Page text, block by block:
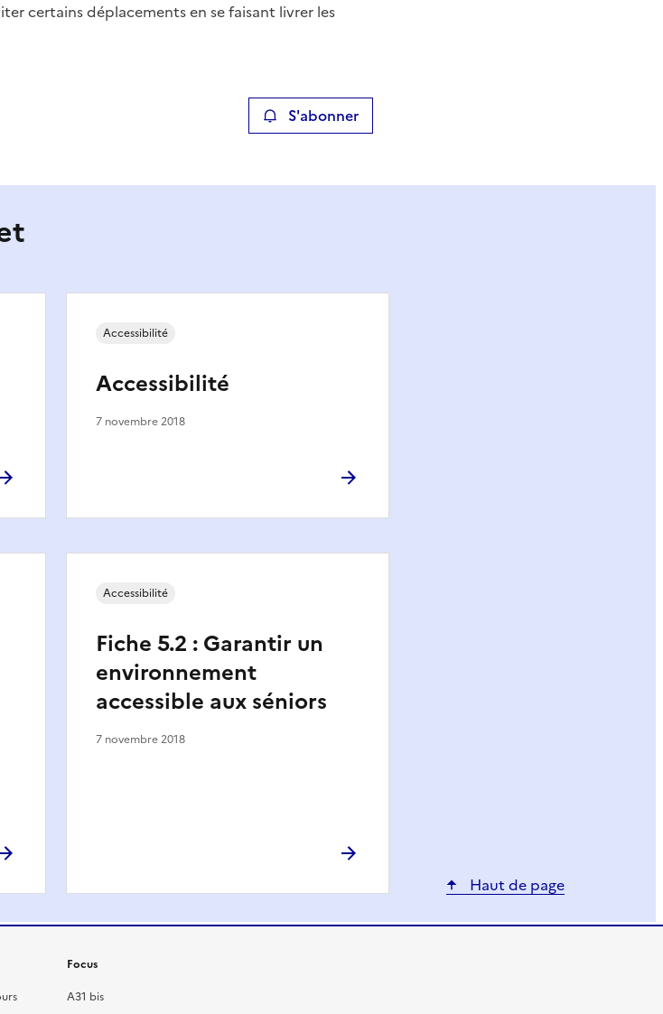
certains déplacements en se faisant livrer les
le lien de la page dans le presse-papier S'abonner
Accessibilité
Accessibilité
7 novembre 2018
Fiche 5.2 : Garantir un
environnement
accessible aux séniors
Accessibilité
7 novembre 2018
Haut de page
Focus
A31 bis